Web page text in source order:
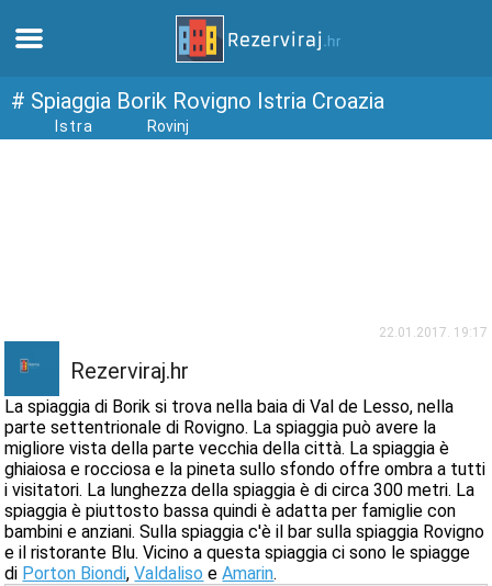
Casa
webcams
Incontra Croazia
musei
# Spiaggia Borik Rovigno Istria Croazia
Istra Rovinj
22.01.2017. 19:17
Rezerviraj.hr
La spiaggia di Borik si trova nella baia di Val de Lesso, nella
parte settentrionale di Rovigno. La spiaggia può avere la
migliore vista della parte vecchia della città. La spiaggia è
ghiaiosa e rocciosa e la pineta sullo sfondo offre ombra a tutti
i visitatori. La lunghezza della spiaggia è di circa 300 metri. La
spiaggia è piuttosto bassa quindi è adatta per famiglie con
bambini e anziani. Sulla spiaggia c'è il bar sulla spiaggia Rovigno
e il ristorante Blu. Vicino a questa spiaggia ci sono le spiagge
di Porton Biondi,Valdaliso eAmarin.